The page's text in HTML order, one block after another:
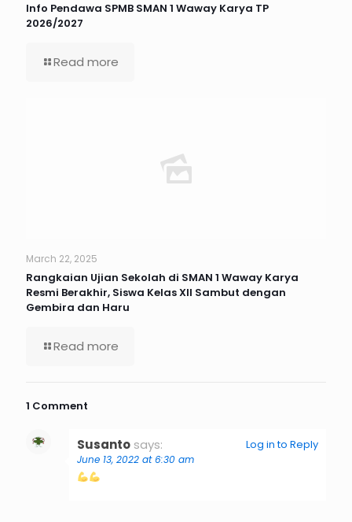
Info Pendawa SPMB SMAN 1 Waway Karya TP
2026/2027
Read more
March 22, 2025
Rangkaian Ujian Sekolah di SMAN 1 Waway Karya
Resmi Berakhir, Siswa Kelas XII Sambut dengan
Gembira dan Haru
Read more
1 Comment
Susanto says:
June 13, 2022 at 6:30 am
Log in to Reply